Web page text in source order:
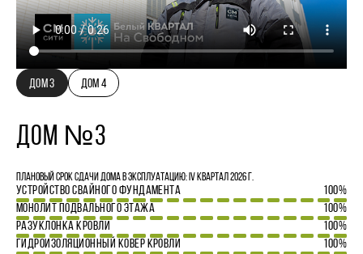
ДОМ 3 ДОМ 4
ДОМ №3
Плановый срок сдачи дома в эксплуатацию: IV квартал 2026 г.
УСТРОЙСТВО СВАЙНОГО ФУНДАМЕНТА
100%
МОНОЛИТ ПОДВАЛЬНОГО ЭТАЖА
100%
РАЗУКЛОНКА КРОВЛИ
100%
ГИДРОИЗОЛЯЦИОННЫЙ КОВЕР КРОВЛИ
100%